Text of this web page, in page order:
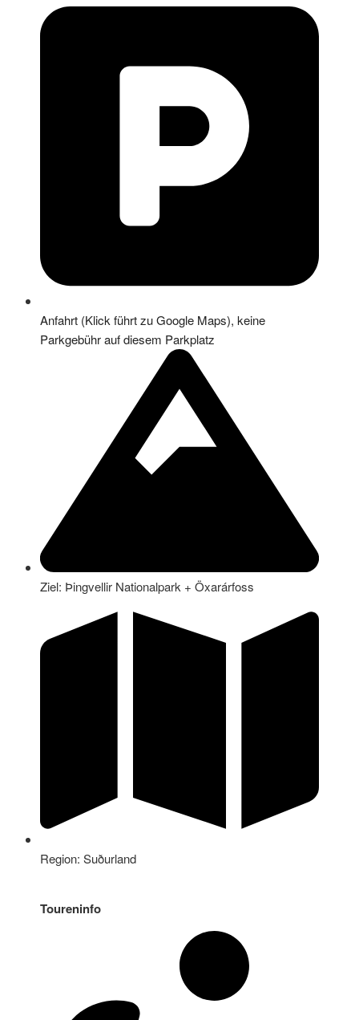
Anfahrt (Klick führt zu Google Maps), keine
Parkgebühr auf diesem Parkplatz
Ziel: Þingvellir Nationalpark + Öxarárfoss
Region: Suðurland
Toureninfo